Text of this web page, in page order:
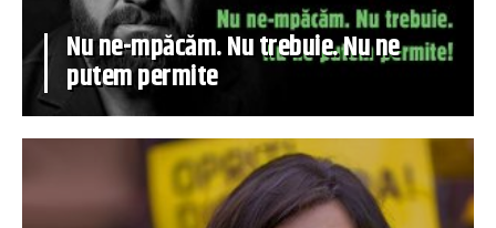
Nu ne-mpăcăm. Nu trebuie. Nu ne
putem permite